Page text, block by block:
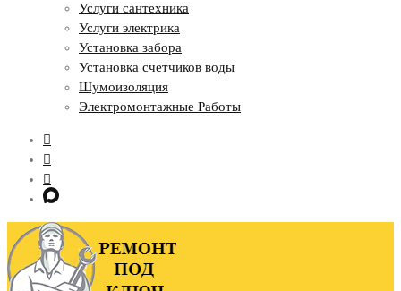
Услуги сантехника
Услуги электрика
Установка забора
Установка счетчиков воды
Шумоизоляция
Электромонтажные Работы